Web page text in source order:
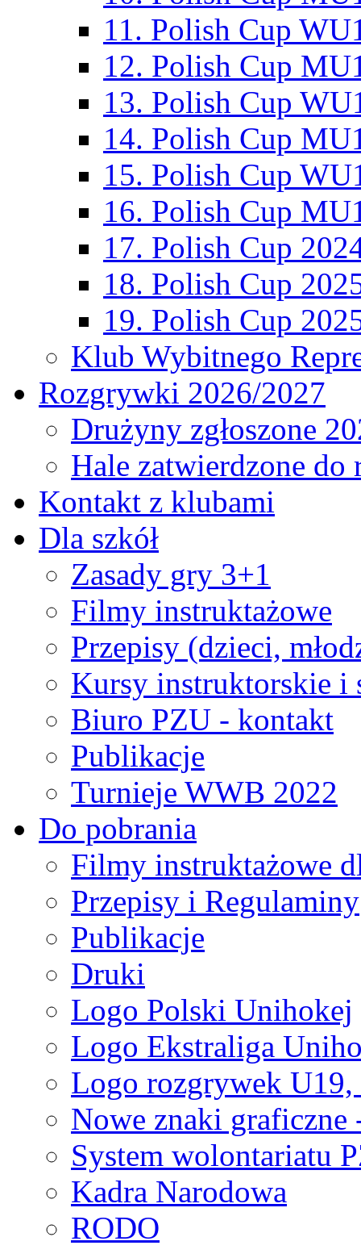
11. Polish Cup
12. Polish Cup
13. Polish Cup
14. Polish Cup
15. Polish Cup
16. Polish Cup
17. Polish Cup
18. Polish Cup
19. Polish Cup
Klub Wybitnego
Rozgrywki 2026/2027
Drużyny zgłoszone
Hale zatwierdzone
Kontakt z klubami
Dla szkół
Zasady gry 3+1
Filmy instruktażowe
Przepisy (dzieci,
Kursy instruktorskie i
Biuro PZU - kontakt
Publikacje
Turnieje WWB 2022
Do pobrania
Filmy instruktażowe
Przepisy i Regulaminy
Publikacje
Druki
Logo Polski Unihokej
Logo Ekstraliga
Logo rozgrywek
Nowe znaki graficzne
System wolontariatu
Kadra Narodowa
RODO